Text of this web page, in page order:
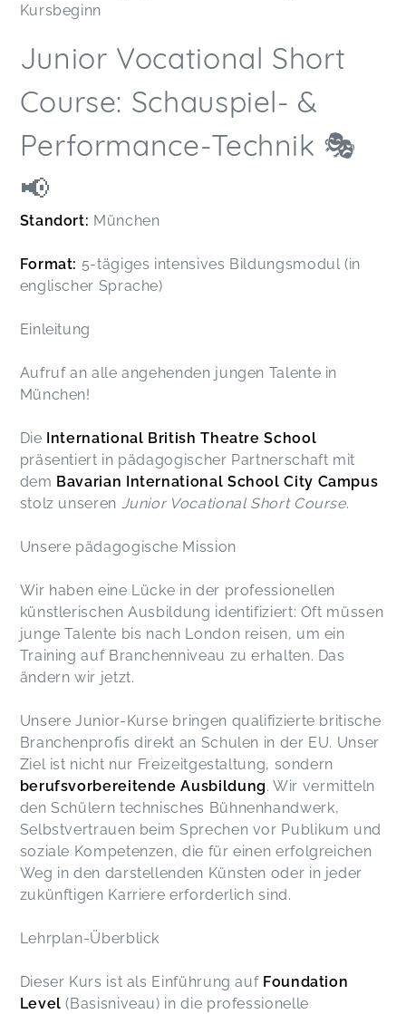
Kursbeginn
Junior Vocational Short
Course: Schauspiel- &
Performance-Technik 🎭
📢
Standort: München
Format: 5-tägiges intensives Bildungsmodul (in
englischer Sprache)
Einleitung
Aufruf an alle angehenden jungen Talente in
München!
Die International British Theatre School
präsentiert in pädagogischer Partnerschaft mit
dem Bavarian International School City Campus
stolz unseren Junior Vocational Short Course.
Unsere pädagogische Mission
Wir haben eine Lücke in der professionellen
künstlerischen Ausbildung identifiziert: Oft müssen
junge Talente bis nach London reisen, um ein
Training auf Branchenniveau zu erhalten. Das
ändern wir jetzt.
Unsere Junior-Kurse bringen qualifizierte britische
Branchenprofis direkt an Schulen in der EU. Unser
Ziel ist nicht nur Freizeitgestaltung, sondern
berufsvorbereitende Ausbildung. Wir vermitteln
den Schülern technisches Bühnenhandwerk,
Selbstvertrauen beim Sprechen vor Publikum und
soziale Kompetenzen, die für einen erfolgreichen
Weg in den darstellenden Künsten oder in jeder
zukünftigen Karriere erforderlich sind.
Lehrplan-Überblick
Dieser Kurs ist als Einführung auf Foundation
Level (Basisniveau) in die professionelle